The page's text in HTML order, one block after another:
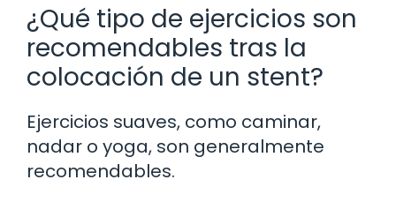
¿Qué tipo de ejercicios son
recomendables tras la
colocación de un stent?
Ejercicios suaves, como caminar,
nadar o yoga, son generalmente
recomendables.